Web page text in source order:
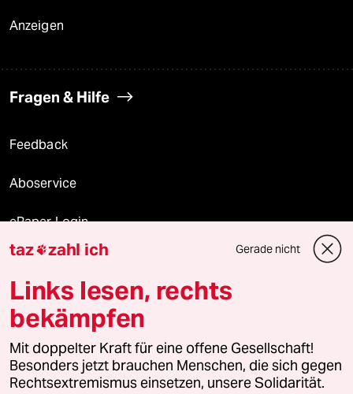
Anzeigen
Fragen & Hilfe
Feedback
Aboservice
ePaper Login
Downloads für Abonnierende
© 2026 taz Verlags und Vertriebs GmbH
Alle Rechte vorbehalten. Bei rechtlichen Fragen oder für Genehmigungen
wenden Sie sich bitte an lizenzen@taz.de
taz zahl ich Gerade nicht
Links lesen, rechts
bekämpfen
Mit doppelter Kraft für eine offene Gesellschaft!
Besonders jetzt brauchen Menschen, die sich gegen
Rechtsextremismus einsetzen, unsere Solidarität.